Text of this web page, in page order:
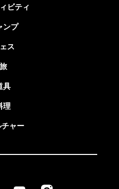
ビティ
ンプ
ス
旅
具
理
チャー